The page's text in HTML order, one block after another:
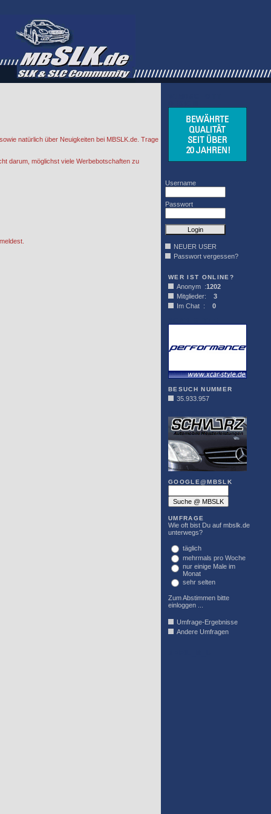
natürlich über Neuigkeiten bei MBSLK.de. Trage
darum, möglichst viele Werbebotschaften zu
Username
Passwort
NEUER USER
Passwort vergessen?
WER IST ONLINE?
Anonym :1202
Mitglieder: 3
Im Chat : 0
BESUCH NUMMER
35.933.957
GOOGLE@MBSLK
UMFRAGE
Wie oft bist Du auf mbslk.de
unterwegs?
täglich
mehrmals pro Woche
nur einige Male im
Monat
sehr selten
Zum Abstimmen bitte
einloggen ...
Umfrage-Ergebnisse
Andere Umfragen